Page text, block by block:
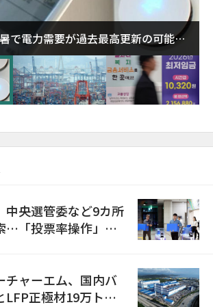
で電力需要が過去最高更新の可能性
を点検
中央選管委など9カ所
…「投票率操作」の
チャーエム、国内バ
LFP正極材19万トン